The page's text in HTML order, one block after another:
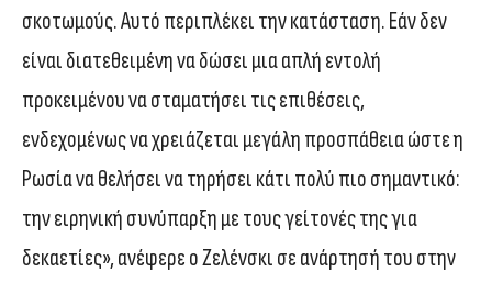
σκοτωμούς. Αυτό περιπλέκει την κατάσταση. Εάν δεν
είναι διατεθειμένη να δώσει μια απλή εντολή
προκειμένου να σταματήσει τις επιθέσεις,
ενδεχομένως να χρειάζεται μεγάλη προσπάθεια ώστε η
Ρωσία να θελήσει να τηρήσει κάτι πολύ πιο σημαντικό:
την ειρηνική συνύπαρξη με τους γείτονές της για
δεκαετίες», ανέφερε ο Ζελένσκι σε ανάρτησή του στην